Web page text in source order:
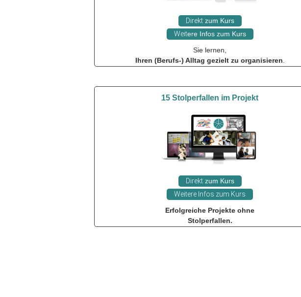
Direktzum Kurs
Weitere Infos zum Kurs
Sie lernen,
Ihren (Berufs-) Alltag gezielt zu organisieren.
15 Stolperfallen im Projekt
Direktzum Kurs
Weitere Infos zum Kurs
Erfolgreiche Projekte ohne
Stolperfallen.